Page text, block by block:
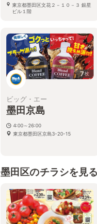
東京都墨田区文花２－１０－３ 銀星
ビル１階
7枚
ビッグ・エー
墨田京島
4:00～26:00
東京都墨田区京島3-20-15
墨田区のチラシを見る